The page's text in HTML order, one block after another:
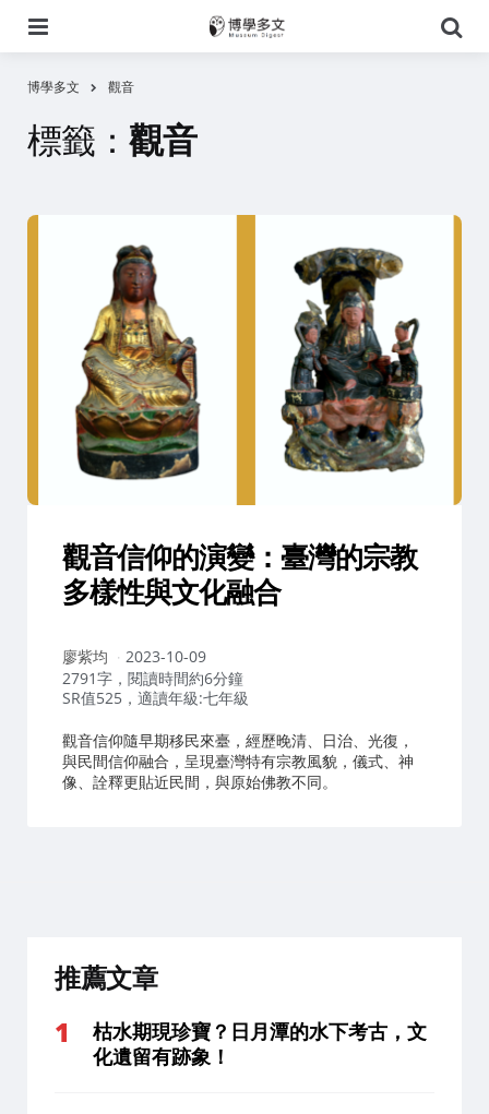
尋
博學多文 觀音
標籤： 觀音
觀音信仰的演變：臺灣的宗教
多樣性與文化融合
作
者：
廖紫均
2023-10-09
2791字，閱讀時間約6分鐘
SR值525，適讀年級:七年級
觀音信仰隨早期移民來臺，經歷晚清、日治、光復，
與民間信仰融合，呈現臺灣特有宗教風貌，儀式、神
像、詮釋更貼近民間，與原始佛教不同。
推薦文章
枯水期現珍寶？日月潭的水下考古，文
化遺留有跡象！